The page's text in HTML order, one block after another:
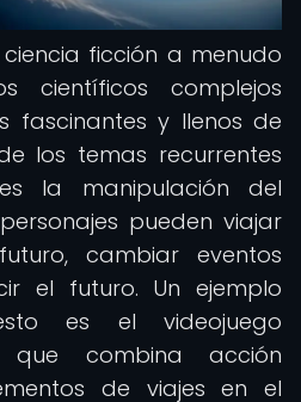
ficción a menudo
científicos complejos
fascinantes y llenos de
los temas recurrentes
la manipulación del
pueden viajar
cambiar eventos
el futuro. Un ejemplo
es el videojuego
que combina acción
de viajes en el